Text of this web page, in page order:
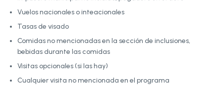
Vuelos nacionales o inteacionales
Tasas de visado
Comidas no mencionadas en la sección de inclusiones,
bebidas durante las comidas
Visitas opcionales (si las hay)
Cualquier visita no mencionada en el programa